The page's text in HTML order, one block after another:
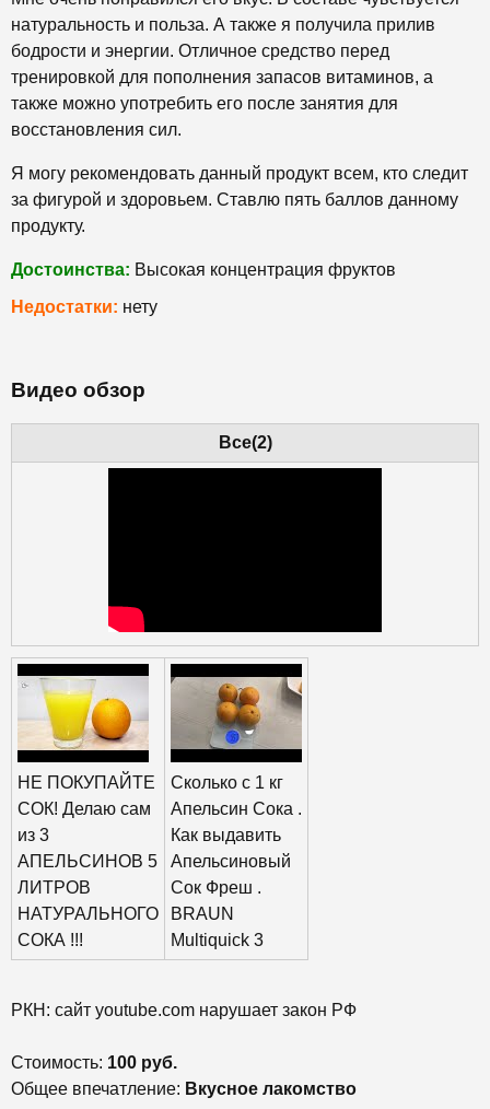
натуральность и польза. А также я получила прилив
бодрости и энергии. Отличное средство перед
тренировкой для пополнения запасов витаминов, а
также можно употребить его после занятия для
восстановления сил.
Я могу рекомендовать данный продукт всем, кто следит
за фигурой и здоровьем. Ставлю пять баллов данному
продукту.
Достоинства: Высокая концентрация фруктов
Недостатки: нету
Видео обзор
Все(2)
НЕ ПОКУПАЙТЕ
СОК! Делаю сам
из 3
АПЕЛЬСИНОВ 5
ЛИТРОВ
НАТУРАЛЬНОГО
СОКА !!!
Сколько с 1 кг
Апельсин Сока .
Как выдавить
Апельсиновый
Сок Фреш .
BRAUN
Multiquick 3
РКН: сайт youtube.com нарушает закон РФ
Стоимость: 100 руб.
Общее впечатление: Вкусное лакомство